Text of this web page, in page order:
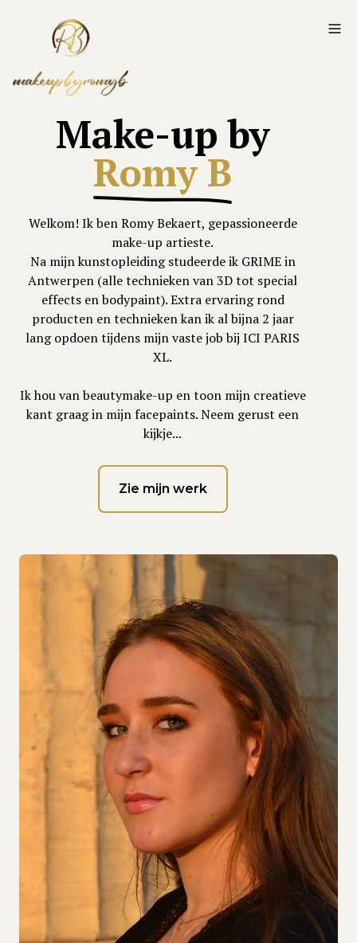
Make-up by
Romy B
Welkom! Ik ben Romy Bekaert, gepassioneerde
make-up artieste.
Na mijn kunstopleiding studeerde ik GRIME in
Antwerpen (alle technieken van 3D tot special
effects en bodypaint). Extra ervaring rond
producten en technieken kan ik al bijna 2 jaar
lang opdoen tijdens mijn vaste job bij ICI PARIS
XL.
Ik hou van beautymake-up en toon mijn creatieve
kant graag in mijn facepaints. Neem gerust een
kijkje...
Zie mijn werk